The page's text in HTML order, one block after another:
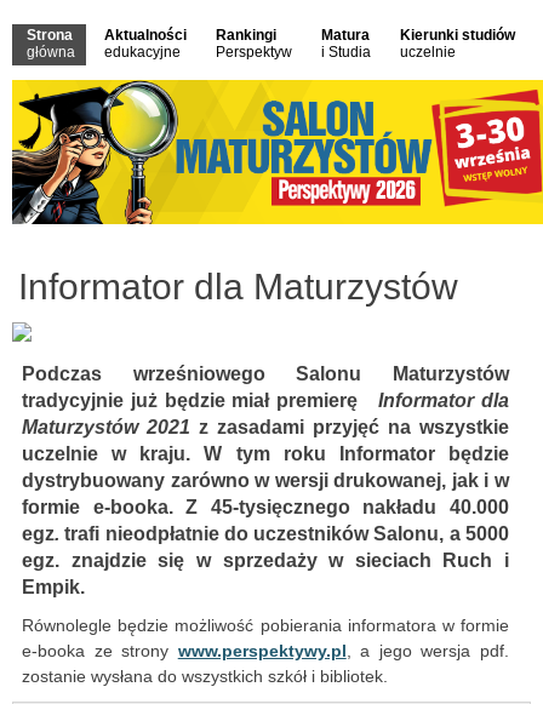
Strona
główna
Aktualności
edukacyjne
Rankingi
Perspektyw
Matura
i Studia
Kierunki studiów
uczelnie
Informator dla Maturzystów
Podczas wrześniowego Salonu Maturzystów
tradycyjnie już będzie miał premieręInformator dla
Maturzystów 2021 z zasadami przyjęć na wszystkie
uczelnie w kraju. W tym roku Informator będzie
dystrybuowany zarówno w wersji drukowanej, jak i w
formie e-booka. Z 45-tysięcznego nakładu 40.000
egz.trafi nieodpłatnie do uczestników Salonu, a 5000
egz. znajdzie się w sprzedaży w sieciach Ruch i
Empik.
Równolegle będzie możliwość pobierania informatora w formie
e-booka ze strony www.perspektywy.pl, a jego wersja pdf.
zostanie wysłana do wszystkich szkół i bibliotek.